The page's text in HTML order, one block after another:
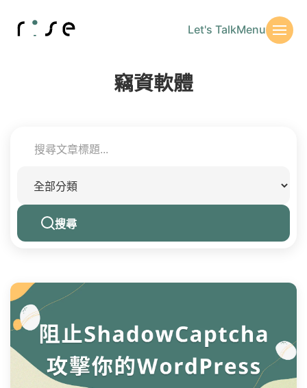
Let's TalkMenu
竊資軟體
搜尋